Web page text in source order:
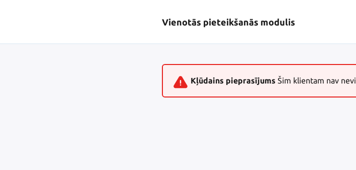
Vienotās pieteikšanās modulis
Kļūdains pieprasījums Šim klientam nav